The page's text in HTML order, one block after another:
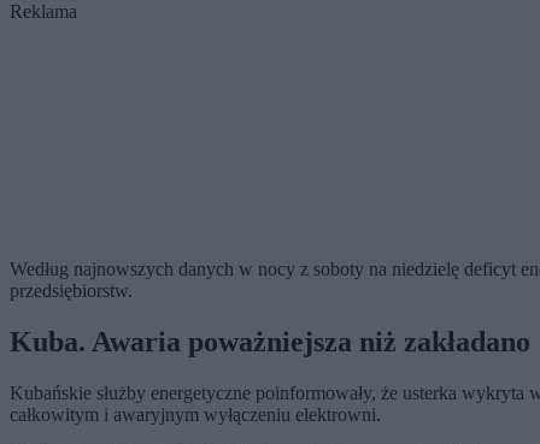
Reklama
Według najnowszych danych w nocy z soboty na niedzielę deficyt
przedsiębiorstw.
Kuba. Awaria poważniejsza niż zakładano
Kubańskie służby energetyczne poinformowały, że usterka wykryta
całkowitym i awaryjnym wyłączeniu elektrowni.